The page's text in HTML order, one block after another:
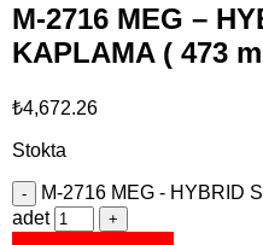
M-2716 MEG –
KAPLAMA ( 473
₺4,672.26
Stokta
M-2716 MEG - HYBRID
adet